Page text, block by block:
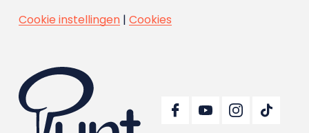
Cookie instellingen| Cookies